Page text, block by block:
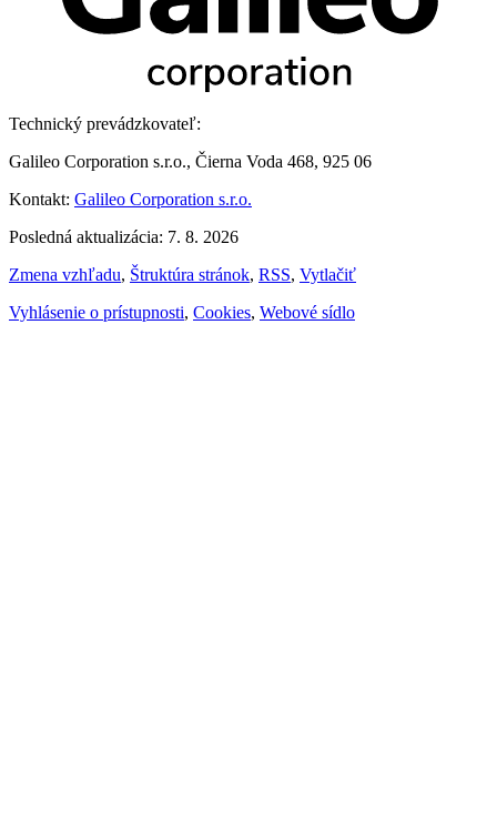
Technický prevádzkovateľ:
Galileo Corporation s.r.o., Čierna Voda 468, 925 06
Kontakt: Galileo Corporation s.r.o.
Posledná aktualizácia: 7. 8. 2026
Zmena vzhľadu, Štruktúra stránok, RSS, Vytlačiť
Vyhlásenie o prístupnosti, Cookies, Webové sídlo